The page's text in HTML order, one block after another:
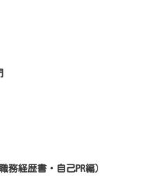
経歴書・自己PR編）